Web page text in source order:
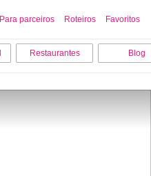
Para parceiros Roteiros Favoritos
Restaurantes Blog